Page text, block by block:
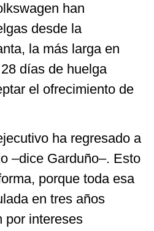
han
desde la
la más larga en
días de huelga
el ofrecimiento de
ha regresado a
–dice Garduño–. Esto
porque toda esa
en tres años
por intereses